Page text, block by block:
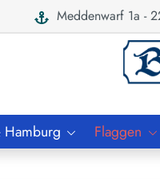
Meddenwarf 1a -
Flaggen